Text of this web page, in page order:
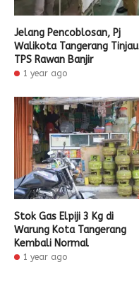
Jelang Pencoblosan, Pj
Walikota Tangerang Tinjau
TPS Rawan Banjir
1 year ago
Stok Gas Elpiji 3 Kg di
Warung Kota Tangerang
Kembali Normal
1 year ago